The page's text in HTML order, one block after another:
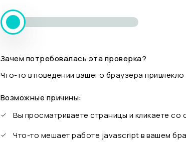
Зачем потребовалась эта проверка?
Что-то в поведении вашего браузера
Возможные причины:
Вы просматриваете страницы и кликаете
Что-то мешает работе javascript в вашем